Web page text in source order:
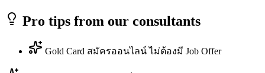
Pro tips from our consultants
Gold Card สมัครออนไลน์ ไม่ต้องมี Job Offer